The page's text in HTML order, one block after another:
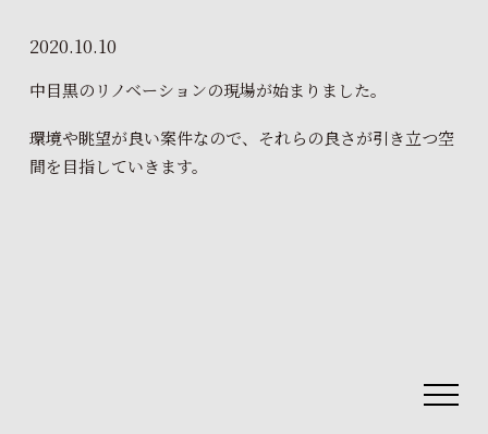
toggle
2020.10.10
中目黒のリノベーションの現場が始まりました。
環境や眺望が良い案件なので、それらの良さが引き立つ空
間を目指していきます。